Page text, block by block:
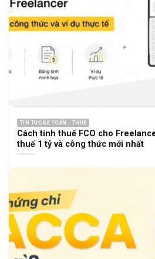
TIN TỨC KẾ TOÁN - THUẾ
Cách tính thuế FCO cho
thuế 1 tỷ và công thức mới nhất